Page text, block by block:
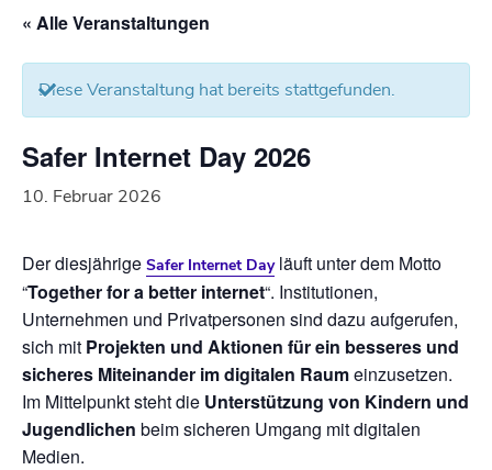
« Alle Veranstaltungen
Diese Veranstaltung hat bereits stattgefunden.
Safer Internet Day 2026
10. Februar 2026
Der diesjährige Safer Internet Dayläuft unter dem Motto
“Together for a better internet“. Institutionen,
Unternehmen und Privatpersonen sind dazu aufgerufen,
sich mit Projekten und Aktionen für ein besseres und
sicheres Miteinander im digitalen Raumeinzusetzen.
Im Mittelpunkt steht die Unterstützung von Kindern und
Jugendlichen beim sicheren Umgang mit digitalen
Medien.